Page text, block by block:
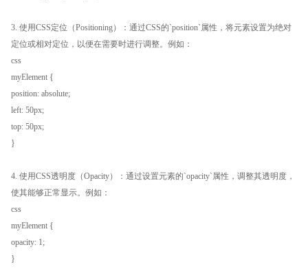
3. 使用CSS定位（Positioning）：通过CSS的`position`属性，将元素设置为绝对
定位或相对定位，以便在需要时进行调整。例如：
css
myElement {
position: absolute;
left: 50px;
top: 50px;
}
4. 使用CSS透明度（Opacity）：通过设置元素的`opacity`属性，调整其透明度，
使其能够正常显示。例如：
css
myElement {
opacity: 1;
}